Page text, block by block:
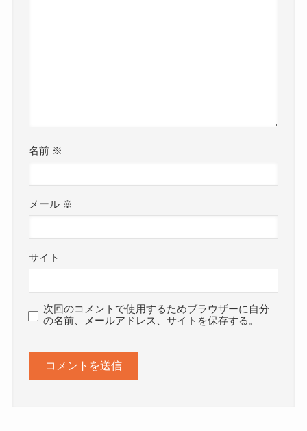
名前 ※
メール ※
サイト
次回のコメントで使用するためブラウザーに自分
の名前、メールアドレス、サイトを保存する。